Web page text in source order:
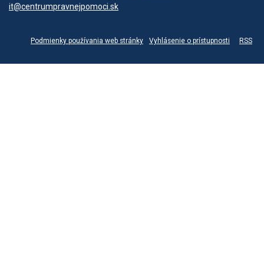
it@centrumpravnejpomoci.sk
RSS
Podmienky používania web stránky Vyhlásenie o prístupnosti